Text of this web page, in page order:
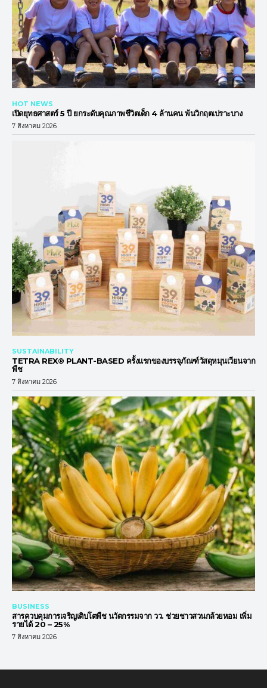
HOT NEWS
เปิดยุทธศาสตร์ 5 ปี ยกระดับคุณภาพชีวิตเด็ก 4 ล้านคน พ้นวิกฤตเปราะบาง
7 สิงหาคม 2026
SUSTAINABILITY
TETRA REX® PLANT-BASED ครั้งแรกของบรรจุภัณฑ์วัสดุหมุนเวียนจาก
พืช
7 สิงหาคม 2026
BUSINESS
สารควบคุมการเจริญเติบโตพืช นวัตกรรมจาก วว. ช่วยชาวสวนกล้วยหอม เพิ่ม
รายได้ 20 – 25%
7 สิงหาคม 2026